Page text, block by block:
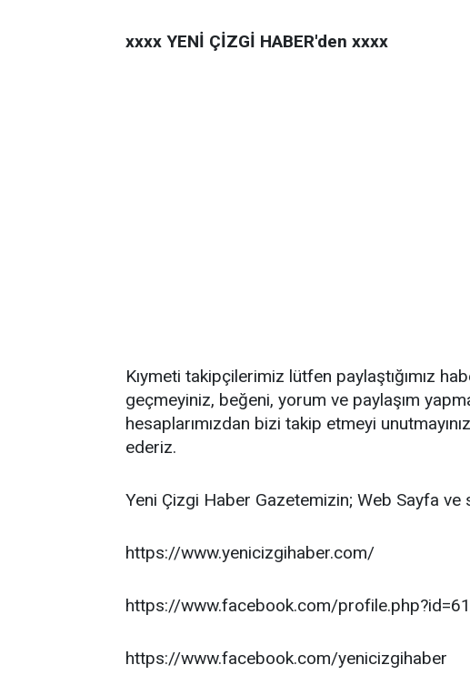
xxxx YENİ ÇİZGİ HABER'den xxxx
Kıymeti takipçilerimiz lütfen paylaştığımız
geçmeyiniz, beğeni, yorum ve paylaşım
hesaplarımızdan bizi takip etmeyi
ederiz.
Yeni Çizgi Haber Gazetemizin; Web Sayfa ve
https://www.yenicizgihaber.com/
https://www.facebook.com/
https://www.facebook.com/yenicizgihaber